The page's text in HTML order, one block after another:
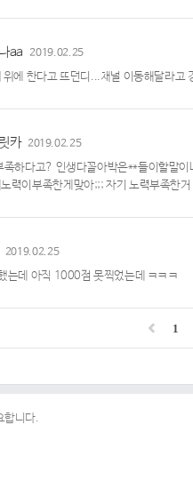
aa 2019.02.25
위에 한다고 뜨던디...채널 이동해달라고
카 2019.02.25
하다고? 인생다꼴아박은**들이할말이
력이부족한게맞아;;; 자기 노력부족한
2019.02.25
는데 아직 1000점 못찍었는데 ㅋㅋㅋ
1